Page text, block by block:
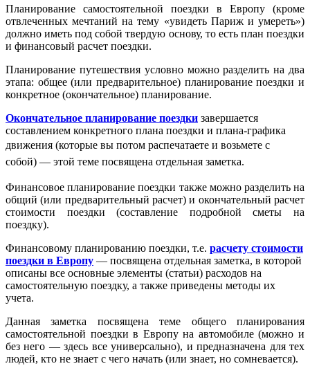
Планирование самостоятельной поездки в Европу (кроме
отвлеченных мечтаний на тему «увидеть Париж и умереть»)
должно иметь под собой твердую основу, то есть план поездки
и финансовый расчет поездки.
Планирование путешествия условно можно разделить на два
этапа: общее (или предварительное) планирование поездки и
конкретное (окончательное) планирование.
Окончательное планирование поездки завершается
составлением конкретного плана поездки и плана-графика
движения (которые вы потом распечатаете и возьмете с
собой) — этой теме посвящена отдельная заметка.
Финансовое планирование поездки также можно разделить на
общий (или предварительный расчет) и окончательный расчет
стоимости поездки (составление подробной сметы на
поездку).
Финансовому планированию поездки, т.е. расчету стоимости
поездки в Европу — посвящена отдельная заметка, в которой
описаны все основные элементы (статьи) расходов на
самостоятельную поездку, а также приведены методы их
учета.
Данная заметка посвящена теме общего планирования
самостоятельной поездки в Европу на автомобиле (можно и
без него — здесь все универсально), и предназначена для тех
людей, кто не знает с чего начать (или знает, но сомневается).